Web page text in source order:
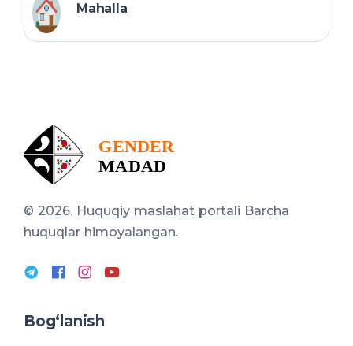
Mahalla
© 2026. Huquqiy maslahat portali Barcha
huquqlar himoyalangan.
Bog‘lanish